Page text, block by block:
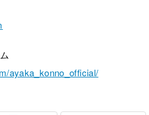
ayaka_konno_official/